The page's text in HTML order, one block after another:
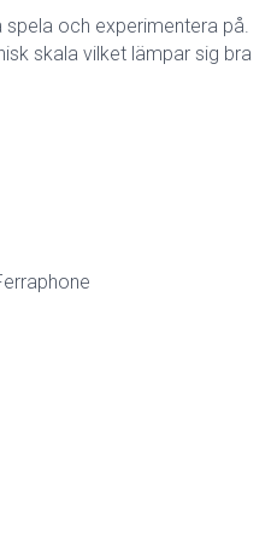
och experimentera på.
skala vilket lämpar sig bra